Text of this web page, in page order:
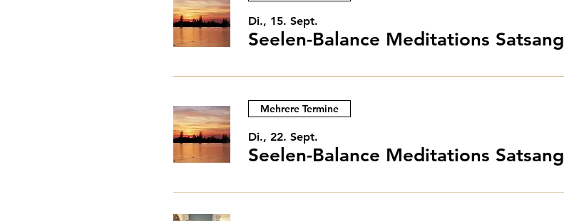
Di., 15. Sept.
Seelen-Balance Meditations Satsang
Mehrere Termine
Di., 22. Sept.
Seelen-Balance Meditations Satsang